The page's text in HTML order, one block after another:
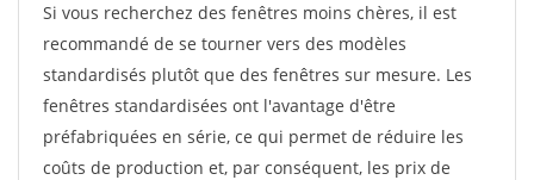
Si vous recherchez des fenêtres moins chères, il est
recommandé de se tourner vers des modèles
standardisés plutôt que des fenêtres sur mesure. Les
fenêtres standardisées ont l'avantage d'être
préfabriquées en série, ce qui permet de réduire les
coûts de production et, par conséquent, les prix de